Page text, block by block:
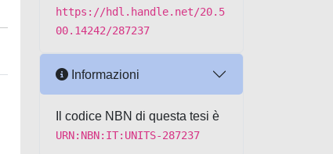
https://hdl.handle.net/20.5
00.14242/287237
Informazioni
Il codice NBN di questa tesi è
URN:NBN:IT:UNITS-287237